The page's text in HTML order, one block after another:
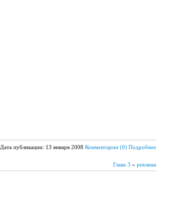
Дата публикации: 13 января 2008 Комментарии (0) Подробнее
Глава 3 » реклама